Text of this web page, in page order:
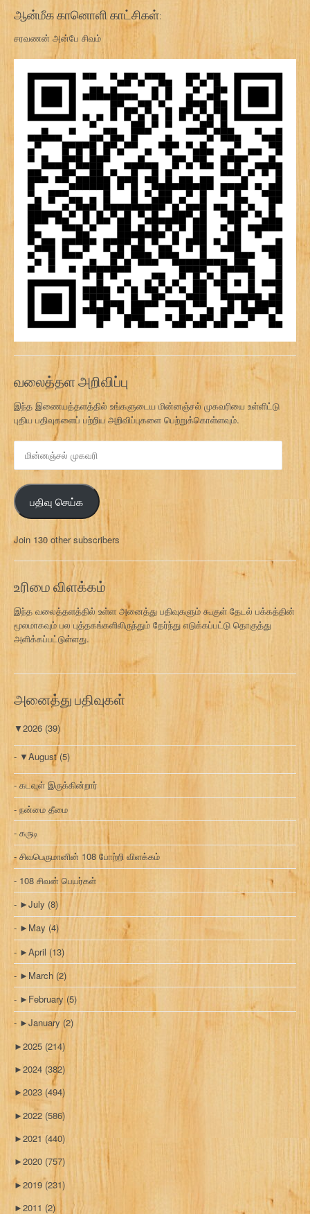
ஆன்மீக கானொளி காட்சிகள்:
சரவணன் அன்பே சிவம்
வலைத்தள அறிவிப்பு
இந்த இணையத்தளத்தில் உங்களுடைய மின்னஞ்சல் முகவரியை உள்ளிட்டு
புதிய பதிவுகளைப் பற்றிய அறிவிப்புகளை பெற்றுக்கொள்ளவும்.
ஞ்
ச
ல்
க
வ
பதிவு செய்க
Join 130 other subscribers
உரிமை விளக்கம்
இந்த வலைத்தளத்தில் உள்ள அனைத்து பதிவுகளும் கூகுள் தேடல் பக்கத்தின்
மூலமாகவும் பல புத்தகங்களிலிருந்தும் தேர்ந்து எடுக்கப்பட்டு தொகுத்து
அளிக்கப்பட்டுள்ளது.
அனைத்து பதிவுகள்
▼2026 (39)
▼August(5)
கடவுள் இருக்கின்றார்
நன்மை தீமை
கருடி
சிவபெருமானின் 108 போற்றி விளக்கம்
108 சிவன் பெயர்கள்
►July (8)
► May (4)
►April (13)
► March (2)
► February (5)
►January (2)
►2025 (214)
►2024 (382)
►2023 (494)
►2022 (586)
►2021 (440)
►2020 (757)
►2019(231)
►2011 (2)